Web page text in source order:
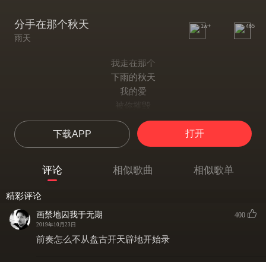
分手在那个秋天
雨天
1w+ 465
我走在那个
下雨的秋天
我的爱
被你摧毁
留给我的是
最伤痛的纪念
忘不了
我伤在那个
留下的泪水
下载APP 打开
评论 相似歌曲 相似歌单
精彩评论
画禁地囚我于无期
2019年10月23日
400
前奏怎么不从盘古开天辟地开始录